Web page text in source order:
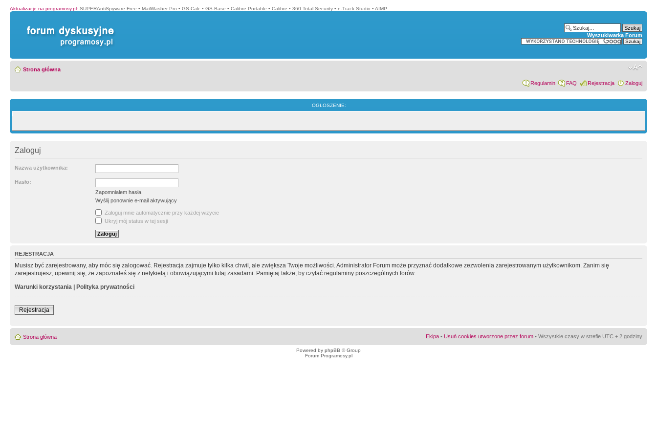
Aktualizacje na programosy.pl: SUPERAntiSpyware Free • MailWasher Pro • GS-Calc • GS-Base • Calibre Portable • Calibre • 360 Total Security • n-Track Studio • AIMP
Wyszukiwarka Forum
Strona główna
Regulamin FAQ Rejestracja Zaloguj
OGŁOSZENIE:
Zaloguj
Nazwa użytkownika:
Hasło:
Zapomniałem hasła
Wyślij ponownie e-mail aktywujący
Zaloguj mnie automatycznie przy każdej wizycie
Ukryj mój status w tej sesji
REJESTRACJA
Musisz być zarejestrowany, aby móc się zalogować. Rejestracja zajmuje tylko kilka chwil, ale zwiększa Twoje możliwości. Administrator Forum może przyznać dodatkowe zezwolenia zarejestrowanym użytkownikom. Zanim się
zarejestrujesz, upewnij się, że zapoznałeś się z netykietą i obowiązującymi tutaj zasadami. Pamiętaj także, by czytać regulaminy poszczególnych forów.
Warunki korzystania | Polityka prywatności
Rejestracja
Strona główna Ekipa • Usuń cookies utworzone przez forum • Wszystkie czasy w strefie UTC + 2 godziny
Powered by phpBB © Group
Forum Programosy.pl